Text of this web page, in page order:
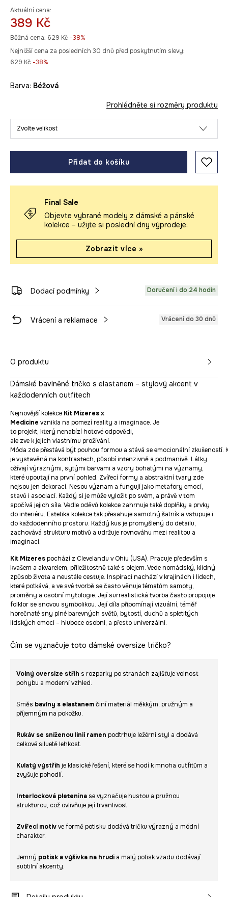
Aktuální cena:
389 Kč
Běžná cena: 629 Kč -38%
Nejnižší cena za posledních 30 dnů před poskytnutím slevy:
629 Kč -38%
Barva: béžová
Prohlédněte si rozměry produktu
Zvolte velikost
Přidat do košíku
Final Sale
Objevte vybrané modely z dámské a pánské
kolekce – užijte si poslední dny výprodeje.
Zobrazit více »
Dodací podmínky Doručení i do 24 hodin
Vrácení a reklamace Vrácení do 30 dnů
O produktu
Dámské bavlněné tričko s elastanem – stylový akcent v
každodenních outfitech
Nejnovější kolekce Kit Mizeres x
Medicine vznikla na pomezí reality a imaginace. Je
to projekt, který nenabízí hotové odpovědi,
ale zve k jejich vlastnímu prožívání.
Móda zde přestává být pouhou formou a stává se emocionální zkušeností.
je vystavěná na kontrastech, působí intenzivně a podmanivě. Látky
ožívají výraznými, sytými barvami a vzory bohatými na významy,
které upoutají na první pohled. Zvířecí formy a abstraktní tvary zde
nejsou jen dekorací. Nesou význam a fungují jako metafory emocí,
stavů i asociací. Každý si je může vyložit po svém, a právě v tom
spočívá jejich síla. Vedle oděvů kolekce zahrnuje také doplňky a prvky
do interiéru. Estetika kolekce tak přesahuje samotný šatník a vstupuje i
do každodenního prostoru. Každý kus je promyšlený do detailu,
zachovává strukturu motivů a udržuje rovnováhu mezi realitou a
imaginací.
Kit Mizerespochází z Clevelandu v Ohiu (USA). Pracuje především s
kvašem a akvarelem, příležitostně také s olejem. Vede nomádský, klidný
způsob života a neustále cestuje. Inspiraci nachází v krajinách i lidech,
které potkává, a ve své tvorbě se často věnuje tématům samoty,
proměny a osobní mytologie. Její surrealistická tvorba často propojuje
folklor se snovou symbolikou. Její díla připomínají vizuální, téměř
horečnaté sny plné barevných světů, bytostí, duchů a spletitých
lidských emocí – hluboce osobní, a přesto univerzální.
Čím se vyznačuje toto dámské oversize tričko?
Volný oversize střih s rozparky po stranách zajišťuje volnost
pohybu a moderní vzhled.
Směs bavlny s elastanemčiní materiál měkkým, pružným a
příjemným na pokožku.
Rukáv se sníženou linií ramen podtrhuje ležérní styl a dodává
celkové siluetě lehkost.
Kulatý výstřih je klasické řešení, které se hodí k mnoha outfitům a
zvyšuje pohodlí.
Interlocková pletenina se vyznačuje hustou a pružnou
strukturou, což ovlivňuje její trvanlivost.
Zvířecí motivve formě potisku dodává tričku výrazný a módní
charakter.
Jemný potisk a výšivka na hrudi a malý potisk vzadu dodávají
subtilní akcenty.